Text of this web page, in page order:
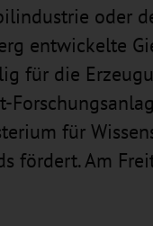
oder
entwickelte
für die
für
fördert. Am